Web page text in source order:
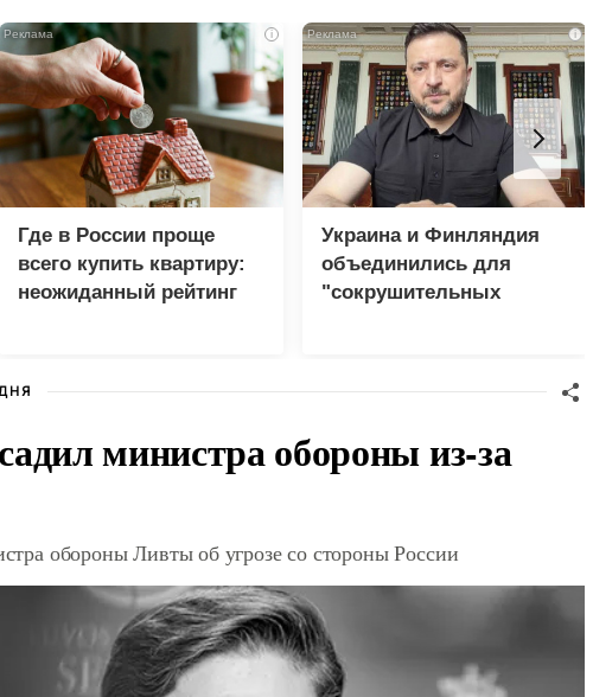
i
Где в России проще
всего купить квартиру:
неожиданный рейтинг
i
Украина и Финляндия
объединились для
"сокрушительных
министра обороны из-за
обороны Ливты об угрозе со стороны России